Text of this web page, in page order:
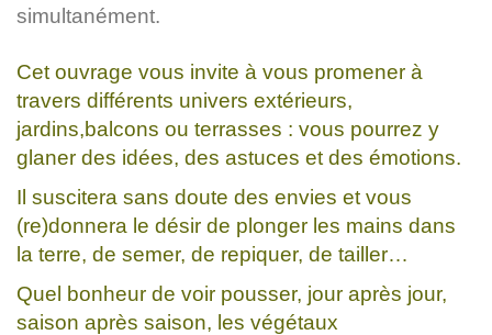
simultanément.
Cet ouvrage vous invite à vous promener à
travers différents univers extérieurs,
jardins,balcons ou terrasses : vous pourrez y
glaner des idées, des astuces et des émotions.
Il suscitera sans doute des envies et vous
(re)donnera le désir de plonger les mains dans
la terre, de semer, de repiquer, de tailler…
Quel bonheur de voir pousser, jour après jour,
saison après saison, les végétaux